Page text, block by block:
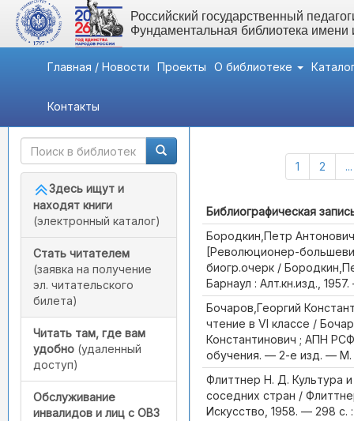
Российский государственный
Фундаментальная библиотека
Главная / Новости Проекты О библиотеке
Контакты
Быстрый доступ
Здесь ищут и
находят книги
(электронный каталог)
Стать читателем
(заявка на получение
эл. читательского
билета)
Читать там, где вам
удобно (удаленный
доступ)
Обслуживание
инвалидов и лиц с ОВЗ
1 2 ...
Библиографическая
Бородкин,Петр
[Революционер-
биогр.очерк /
Барнаул : Алт.кн.изд.,
Бочаров,Георгий
чтение в VI классе /
Константинович ; АПН
обучения. — 2-е изд. — М.
Флиттнер Н. Д. Культура
соседних стран /
Искусство, 1958. — 298 с. :